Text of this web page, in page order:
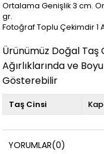
Ortalama Genişlik 3 cm.
gr.
Fotoğraf Toplu Çekimdir 1
Ürünümüz Doğal Taş
Ağırlıklarında ve
Gösterebilir
Taş Cinsi
YORUMLAR(0)